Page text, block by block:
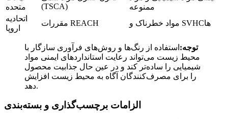
متحده
(TSCA)
ممنوعه
اتحادیه
اروپا
مقررات REACH مواد خطرناک و SVHCها
توجه: استفاده از رنگ‌ها و روش‌های فرآوری سازگار با
محیط زیست می‌تواند رعایت استانداردهای ایمنی مواد
شیمیایی را ساده‌تر کند و در عین حال جذابیت محصول
را برای مصرف‌کنندگان آگاه به محیط زیست افزایش
دهد.
الزامات برچسب‌گذاری و بسته‌بندی